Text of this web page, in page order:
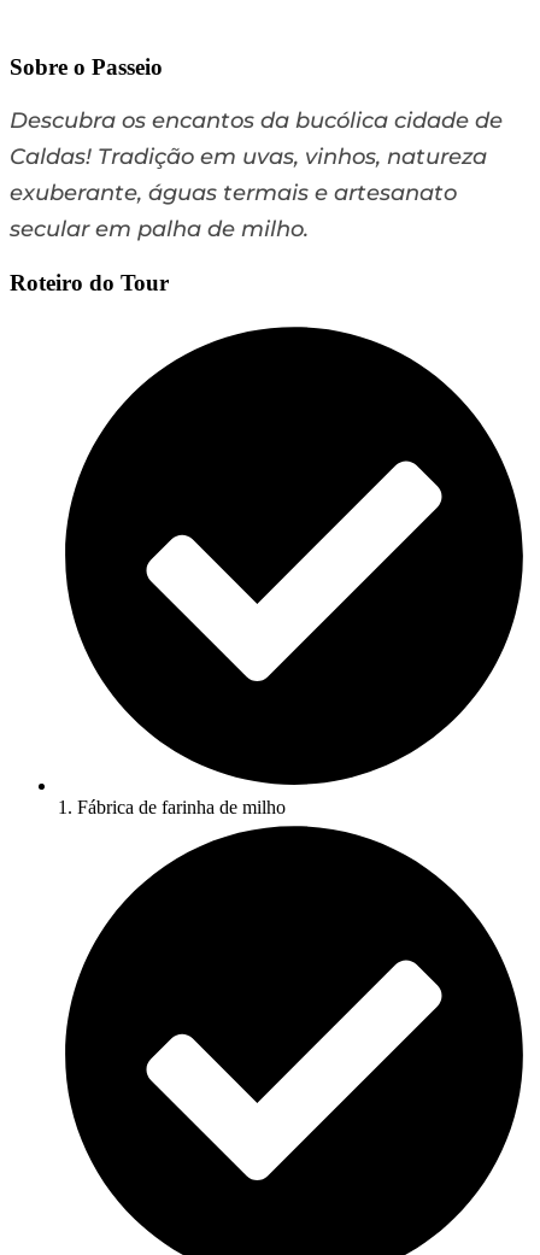
Caldas: História e
Tradição​
Sobre o Passeio
Descubra os encantos da bucólica cidade de
Caldas! Tradição em uvas, vinhos, natureza
exuberante, águas termais e artesanato
secular em palha de milho.
Roteiro do Tour
1. Fábrica de farinha de milho